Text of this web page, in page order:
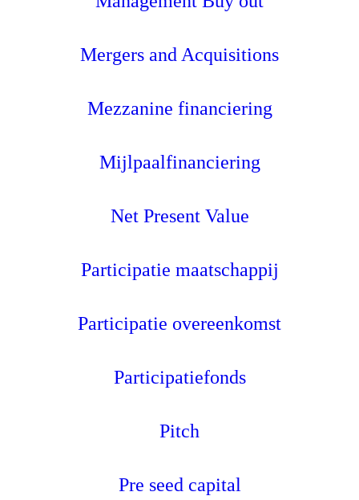
Mergers and Acquisitions
Mezzanine financiering
Mijlpaalfinanciering
Net Present Value
Participatie maatschappij
Participatie overeenkomst
Participatiefonds
Pitch
Pre seed capital